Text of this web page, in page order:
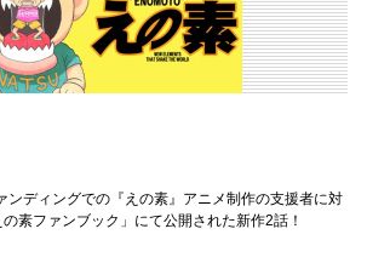
ンディングでの『えの素』アニメ制作の支援者に対
素ファンブック」にて公開された新作2話！